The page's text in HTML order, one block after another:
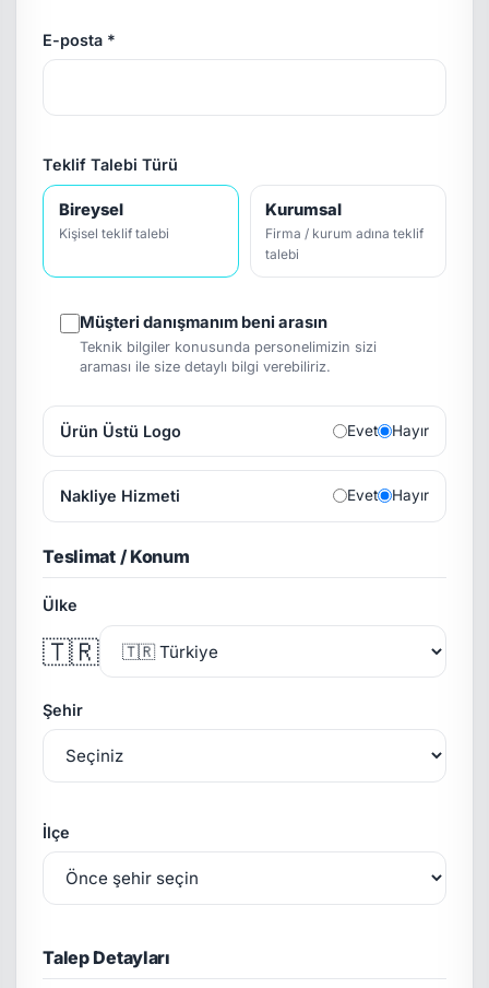
E-posta *
Teklif Talebi Türü
Bireysel
Kişisel teklif talebi
Kurumsal
Firma / kurum adına teklif
talebi
Müşteri danışmanım beni arasın
Teknik bilgiler konusunda personelimizin sizi
araması ile size detaylı bilgi verebiliriz.
Ürün Üstü Logo Evet Hayır
Nakliye Hizmeti Evet Hayır
Teslimat / Konum
Ülke
🇹🇷
Şehir
İlçe
Talep Detayları